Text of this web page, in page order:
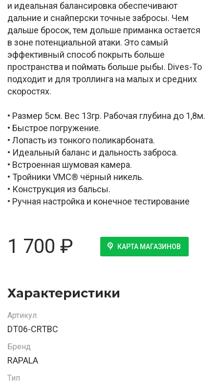
и идеальная балансировка обеспечивают
дальние и снайперски точные забросы. Чем
дальше бросок, тем дольше приманка остается
в зоне потенциальной атаки. Это самый
эффективный способ покрыть больше
пространства и поймать больше рыбы. Dives-To
подходит и для троллинга на малых и средних
скоростях.
• Размер 5см. Вес 13гр. Рабочая глубина до 1,8м.
• Быстрое погружение.
• Лопасть из тонкого поликарбоната.
• Идеальный баланс и дальность заброса.
• Встроенная шумовая камера.
• Тройники VMC® чёрный никель.
• Конструкция из бальсы.
• Ручная настройка и конечное тестирование
1 700 ₽ КАРТА МАГАЗИНОВ
Характеристики
Артикул
DT06-CRTBC
Бренд
RAPALA
Тип